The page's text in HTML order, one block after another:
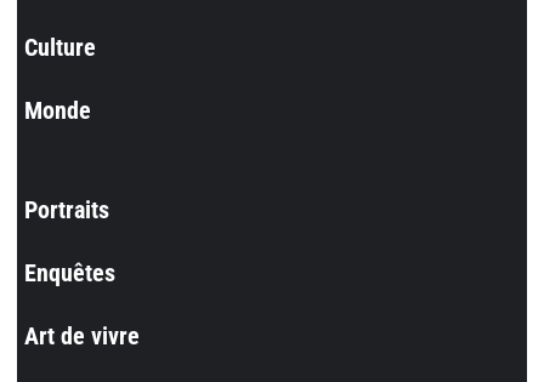
Culture
Monde
Portraits
Enquêtes
Art de vivre